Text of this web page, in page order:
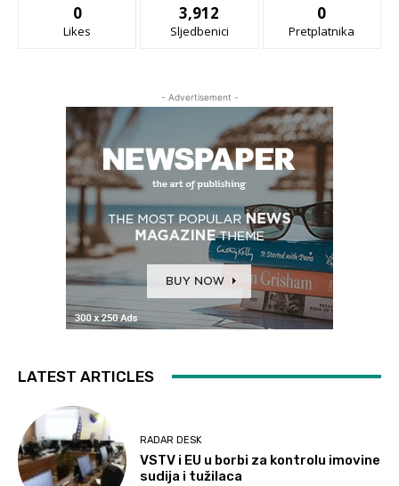
0
Likes
3,912
Sljedbenici
0
Pretplatnika
- Advertisement -
LATEST ARTICLES
RADAR DESK
VSTV i EU u borbi za kontrolu imovine
sudija i tužilaca